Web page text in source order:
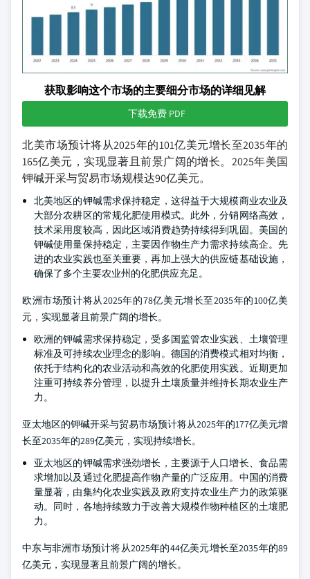
获取影响这个市场的主要细分市场的详细见解
下载免费 PDF
北美市场预计将从2025年的101亿美元增长至2035年的
165亿美元，实现显著且前景广阔的增长。2025年美国
钾碱开采与贸易市场规模达90亿美元。
北美地区的钾碱需求保持稳定，这得益于大规模商业农业及
大部分农耕区的常规化肥使用模式。此外，分销网络高效，
技术采用度较高，因此区域消费趋势持续得到巩固。美国的
钾碱使用量保持稳定，主要因作物生产力需求持续高企。先
进的农业实践也至关重要，再加上强大的供应链基础设施，
确保了多个主要农业州的化肥供应充足。
欧洲市场预计将从2025年的78亿美元增长至2035年的100亿美
元，实现显著且前景广阔的增长。
欧洲的钾碱需求保持稳定，受多国监管农业实践、土壤管理
标准及可持续农业理念的影响。德国的消费模式相对均衡，
依托于结构化的农业活动和高效的化肥使用实践。近期更加
注重可持续养分管理，以提升土壤质量并维持长期农业生产
力。
亚太地区的钾碱开采与贸易市场预计将从2025年的177亿美元增
长至2035年的289亿美元，实现持续增长。
亚太地区的钾碱需求强劲增长，主要源于人口增长、食品需
求增加以及通过化肥提高作物产量的广泛应用。中国的消费
量显著，由集约化农业实践及政府支持农业生产力的政策驱
动。同时，各地持续致力于改善大规模作物种植区的土壤肥
力。
中东与非洲市场预计将从2025年的44亿美元增长至2035年的89
亿美元，实现显著且前景广阔的增长。